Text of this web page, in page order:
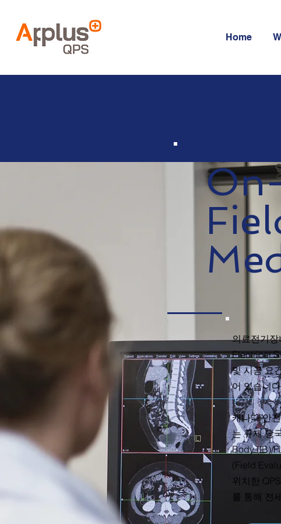
Home
의료전기
Electrical
및 시공 요
어 있습니
캐나다 안
는 규제 당
Body (IB)/
(Field
위치한
를 통해 전